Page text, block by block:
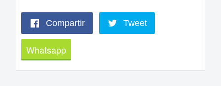
Compartir Tweet
Whatsapp